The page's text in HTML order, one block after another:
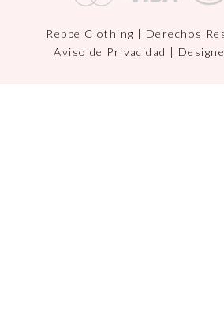
Rebbe Clothing | Derechos
Aviso de Privacidad |